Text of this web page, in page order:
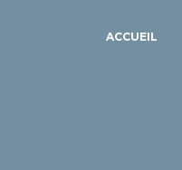
ACCUEIL